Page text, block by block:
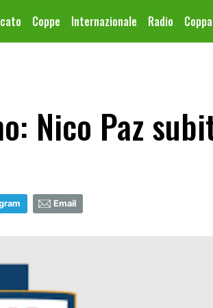
Coppe Internazionale Radio
Nico Paz
Email